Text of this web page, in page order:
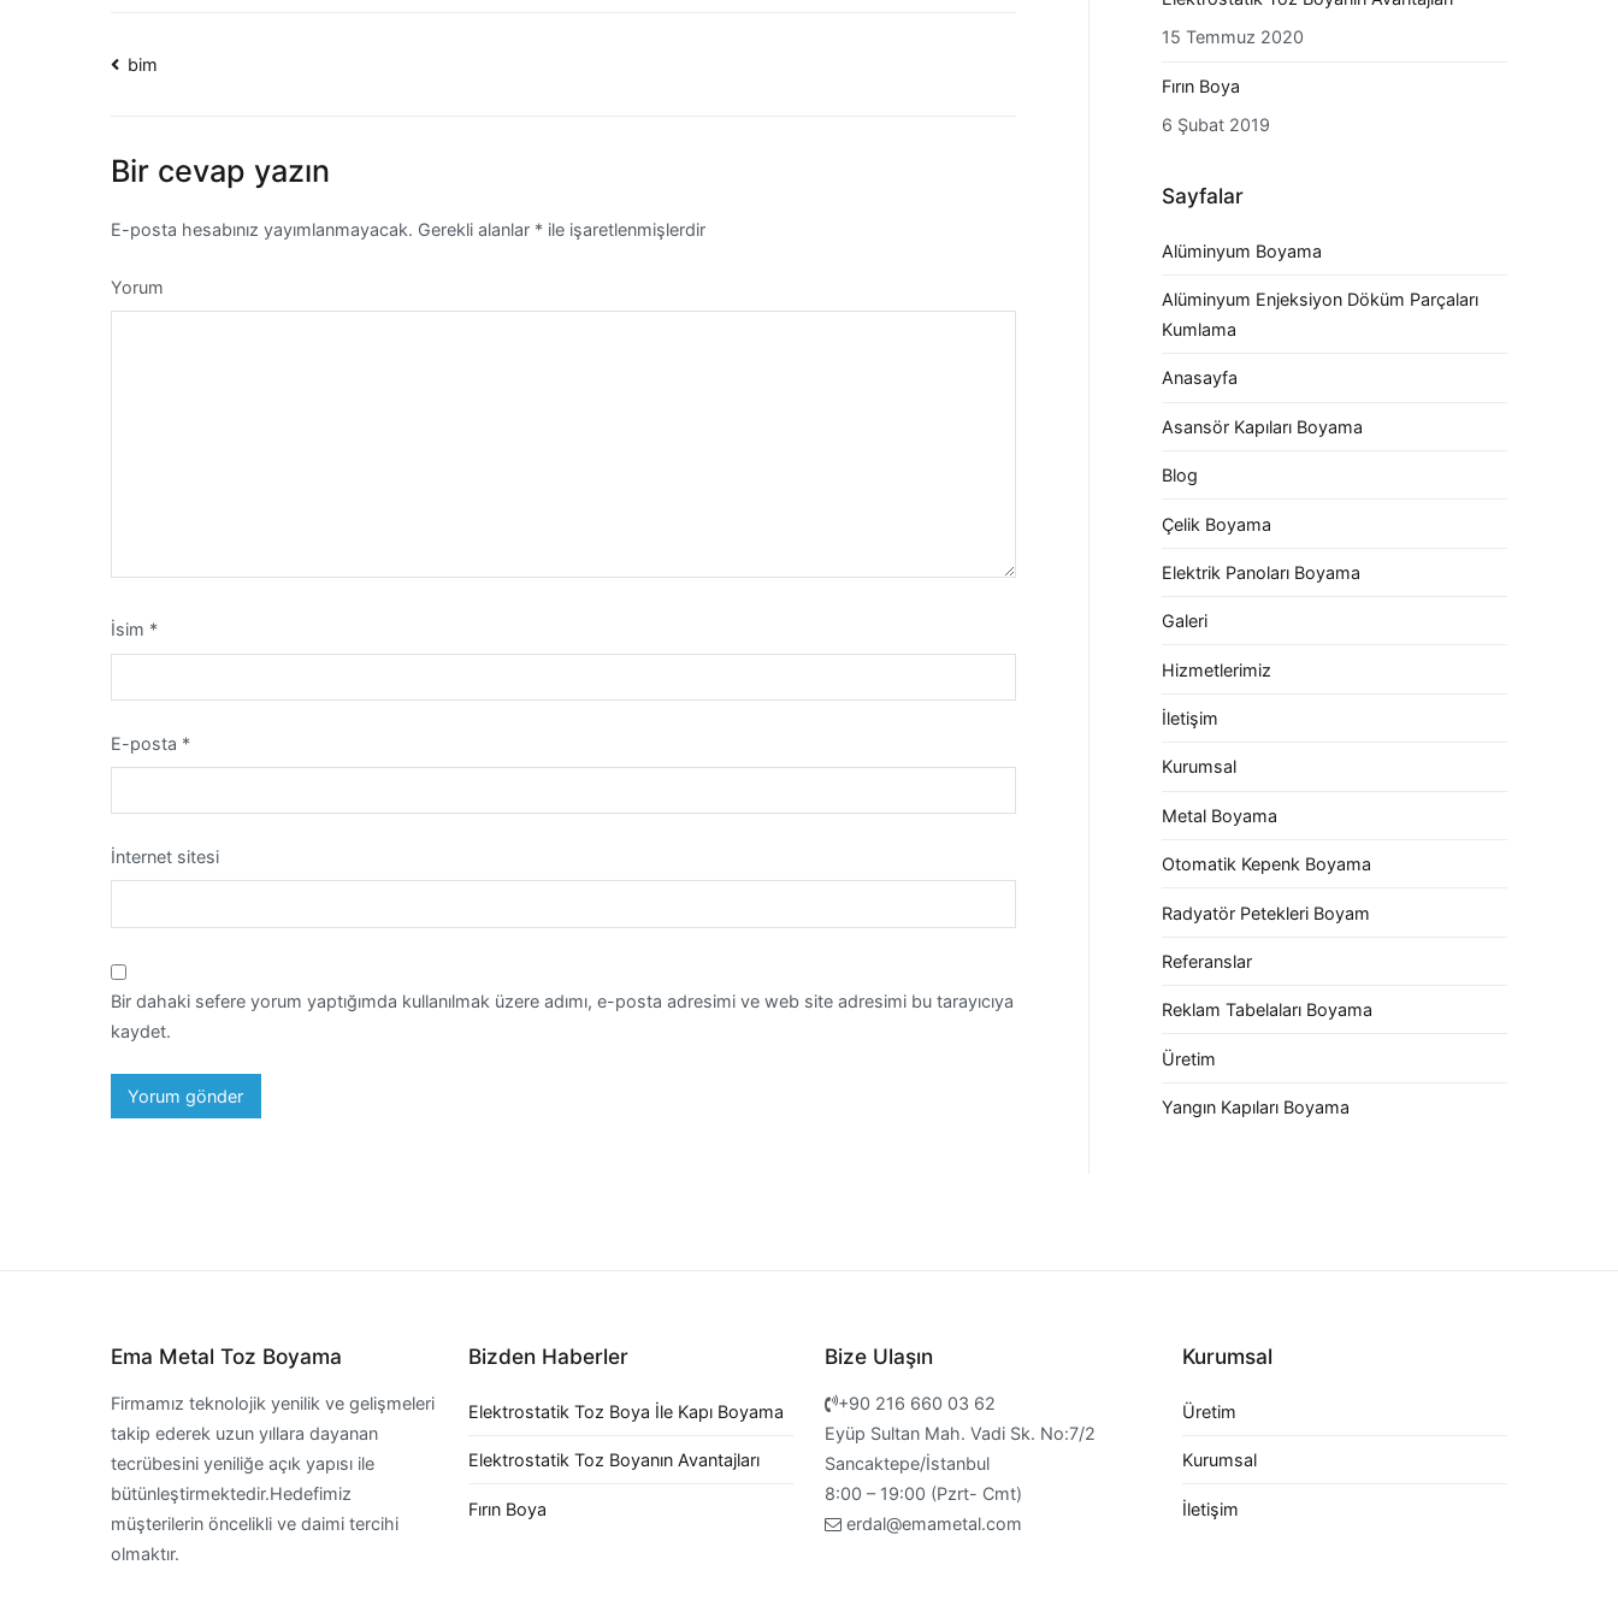
Yazı
bim
Bir cevap yazın
E-posta hesabınız yayımlanmayacak. Gerekli alanlar * ile işaretlenmişlerdir
Yorum
İsim *
E-posta *
İnternet sitesi
Bir dahaki sefere yorum yaptığımda kullanılmak üzere adımı, e-posta adresimi ve web site adresimi bu tarayıcıya
kaydet.
15 Temmuz 2020
Fırın Boya
6 Şubat 2019
Sayfalar
Alüminyum Boyama
Alüminyum Enjeksiyon Döküm Parçaları
Kumlama
Anasayfa
Asansör Kapıları Boyama
Blog
Çelik Boyama
Elektrik Panoları Boyama
Galeri
Hizmetlerimiz
İletişim
Kurumsal
Metal Boyama
Otomatik Kepenk Boyama
Radyatör Petekleri Boyam
Referanslar
Reklam Tabelaları Boyama
Üretim
Yangın Kapıları Boyama
Ema Metal Toz Boyama
Firmamız teknolojik yenilik ve gelişmeleri
takip ederek uzun yıllara dayanan
tecrübesini yeniliğe açık yapısı ile
bütünleştirmektedir.Hedefimiz
müşterilerin öncelikli ve daimi tercihi
olmaktır.
Bizden Haberler
Elektrostatik Toz Boya İle Kapı Boyama
Elektrostatik Toz Boyanın Avantajları
Fırın Boya
Bize Ulaşın
+90 216 660 03 62
Eyüp Sultan Mah. Vadi Sk. No:7/2
Sancaktepe/İstanbul
8:00 – 19:00 (Pzrt- Cmt)
erdal@emametal.com
Kurumsal
Üretim
Kurumsal
İletişim